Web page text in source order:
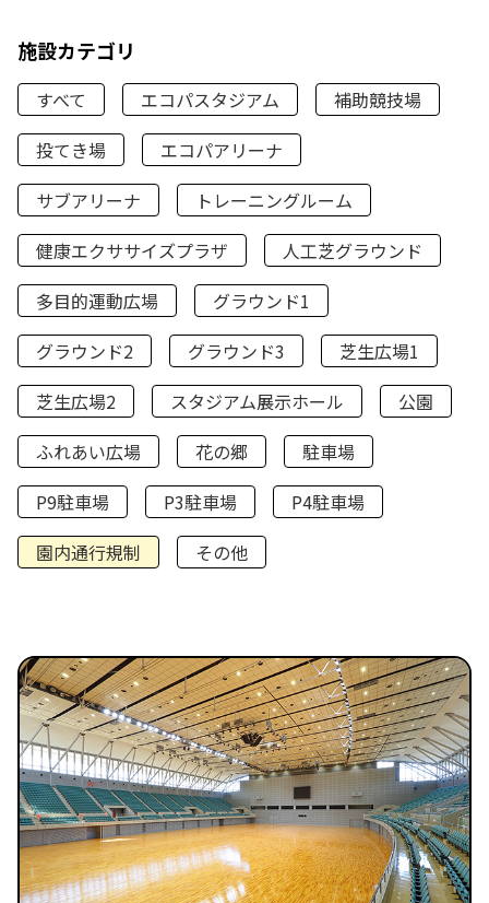
施設カテゴリ
すべて エコパスタジアム
補助競技場
投てき場
エコパアリーナ
サブアリーナ
トレーニングルーム
健康エクササイズプラザ
人工芝グラウンド
多目的運動広場
グラウンド1
グラウンド2
グラウンド3
芝生広場1
芝生広場2
スタジアム展示ホール
公園
ふれあい広場
花の郷
駐車場
P9駐車場
P3駐車場
P4駐車場
園内通行規制
その他